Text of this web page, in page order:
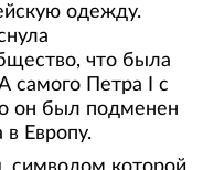
одежду.
что была
самого Петра I с
он был подменен
в Европу.